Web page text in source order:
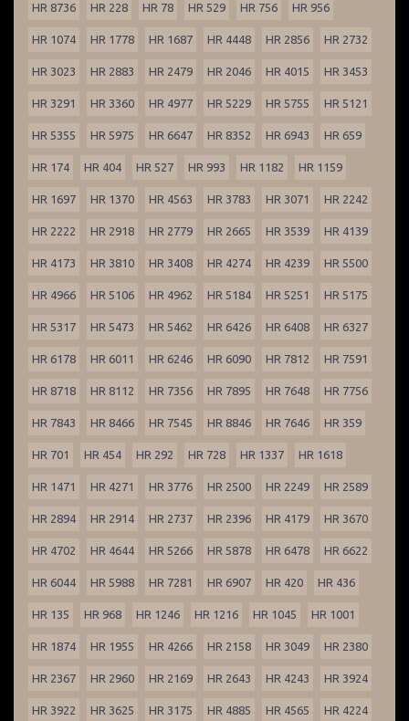
HR 8736 HR 228 HR 78 HR 529 HR 756 HR 956
HR 1074 HR 1778 HR 1687 HR 4448 HR 2856 HR 2732
HR 3023 HR 2883 HR 2479 HR 2046 HR 4015 HR 3453
HR 3291 HR 3360 HR 4977 HR 5229 HR 5755 HR 5121
HR 5355 HR 5975 HR 6647 HR 8352 HR 6943 HR 659
HR 174 HR 404 HR 527 HR 993 HR 1182 HR 1159
HR 1697 HR 1370 HR 4563 HR 3783 HR 3071 HR 2242
HR 2222 HR 2918 HR 2779 HR 2665 HR 3539 HR 4139
HR 4173 HR 3810 HR 3408 HR 4274 HR 4239 HR 5500
HR 4966 HR 5106 HR 4962 HR 5184 HR 5251 HR 5175
HR 5317 HR 5473 HR 5462 HR 6426 HR 6408 HR 6327
HR 6178 HR 6011 HR 6246 HR 6090 HR 7812 HR 7591
HR 8718 HR 8112 HR 7356 HR 7895 HR 7648 HR 7756
HR 7843 HR 8466 HR 7545 HR 8846 HR 7646 HR 359
HR 701 HR 454 HR 292 HR 728 HR 1337 HR 1618
HR 1471 HR 4271 HR 3776 HR 2500 HR 2249 HR 2589
HR 2894 HR 2914 HR 2737 HR 2396 HR 4179 HR 3670
HR 4702 HR 4644 HR 5266 HR 5878 HR 6478 HR 6622
HR 6044 HR 5988 HR 7281 HR 6907 HR 420 HR 436
HR 135 HR 968 HR 1246 HR 1216 HR 1045 HR 1001
HR 1874 HR 1955 HR 4266 HR 2158 HR 3049 HR 2380
HR 2367 HR 2960 HR 2169 HR 2643 HR 4243 HR 3924
HR 3922 HR 3625 HR 3175 HR 4885 HR 4565 HR 4224